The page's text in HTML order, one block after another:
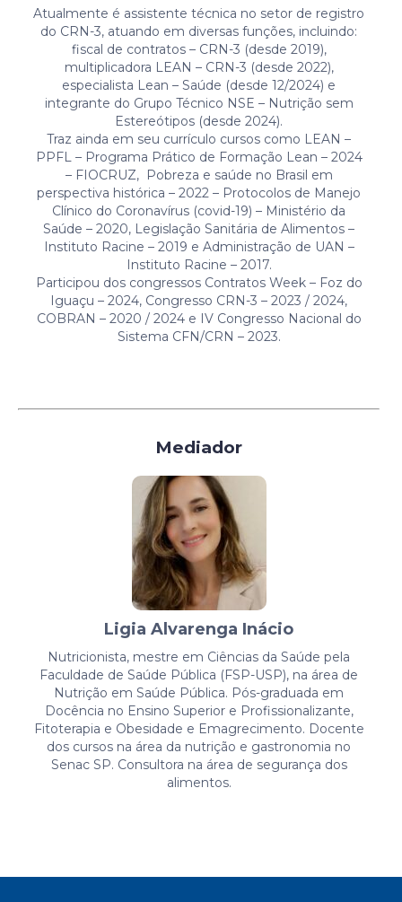
Atualmente é assistente técnica no setor de registro
do CRN-3, atuando em diversas funções, incluindo:
fiscal de contratos – CRN-3 (desde 2019),
multiplicadora LEAN – CRN-3 (desde 2022),
especialista Lean – Saúde (desde 12/2024) e
integrante do Grupo Técnico NSE – Nutrição sem
Estereótipos (desde 2024).
Traz ainda em seu currículo cursos como LEAN –
PPFL – Programa Prático de Formação Lean – 2024
– FIOCRUZ, Pobreza e saúde no Brasil em
perspectiva histórica – 2022 – Protocolos de Manejo
Clínico do Coronavírus (covid-19) – Ministério da
Saúde – 2020, Legislação Sanitária de Alimentos –
Instituto Racine – 2019 e Administração de UAN –
Instituto Racine – 2017.
Participou dos congressos Contratos Week – Foz do
Iguaçu – 2024, Congresso CRN-3 – 2023 / 2024,
COBRAN – 2020 / 2024 e IV Congresso Nacional do
Sistema CFN/CRN – 2023.
Mediador
Ligia Alvarenga Inácio
Nutricionista, mestre em Ciências da Saúde pela
Faculdade de Saúde Pública (FSP-USP), na área de
Nutrição em Saúde Pública. Pós-graduada em
Docência no Ensino Superior e Profissionalizante,
Fitoterapia e Obesidade e Emagrecimento. Docente
dos cursos na área da nutrição e gastronomia no
Senac SP. Consultora na área de segurança dos
alimentos.